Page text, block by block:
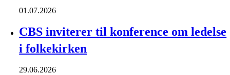
01.07.2026
CBS inviterer til konference om ledelse
i folkekirken
29.06.2026